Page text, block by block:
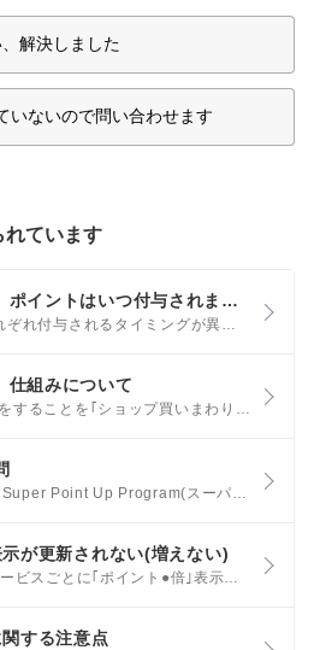
解決しました
いないので問い合わせます
れています
【ショップ買いまわり】ポイントはいつ付与されますか？また、ポイントに上限はありますか？
ポイントは2種類あり、それぞれ付与されるタイミングが異なります。 通常購入1倍分・各ショップ個別アップ分のポイント お買い物翌日に｢獲得予定ポイント｣状態となり、20日後に｢利用可能ポイント｣として楽天PointClubへ反映され、ポイントがご利用できる状態になります。
仕組みについて
複数のショップでお買い物をすることを｢ショップ買いまわり｣といいます。 楽天市場では、この｢ショップ買いまわり｣の件数に応じて、ポイントアップするキャンペーン(お買い物マラソン、楽天スーパーSALE等)がございます。
SPUとは何か？ SPUは、Super Point Up Program(スーパーポイントアッププログラム)の略で、楽天の各サービスを使うことで、ポイント倍率があがるお得なプログラムです。 当月中に各サービスの条件を達成した場合、当月の1日から末日までの楽天市場でのお買い物がポイントアップ対象になります。
示が更新されない(増えない)
SPUの特典倍率はご利用サービスごとに｢ポイント●倍｣表示に反映されるタイミングが異なります。 サービスごとの反映タイミング 楽天市場の通常購入 常時 楽天カード 楽天カードを｢通常利用のお支払い方法｣に設定した翌日
関する注意点